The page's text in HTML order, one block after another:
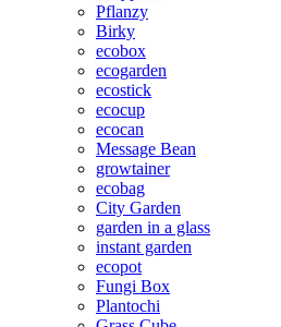
Pflanzy
Birky
ecobox
ecogarden
ecostick
ecocup
ecocan
Message Bean
growtainer
ecobag
City Garden
garden in a glass
instant garden
ecopot
Fungi Box
Plantochi